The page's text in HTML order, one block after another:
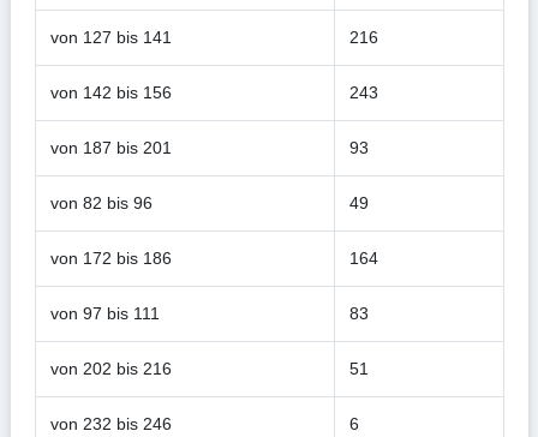
von 127 bis 141 216
von 142 bis 156 243
von 187 bis 201 93
von 82 bis 96 49
von 172 bis 186 164
von 97 bis 111 83
von 202 bis 216 51
von 232 bis 246 6